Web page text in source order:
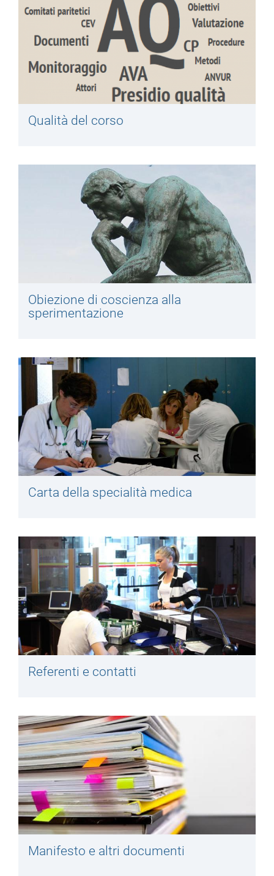
Qualità del corso
Obiezione di coscienza alla
sperimentazione
Carta della specialità medica
Referenti e contatti
Manifesto e altri documenti